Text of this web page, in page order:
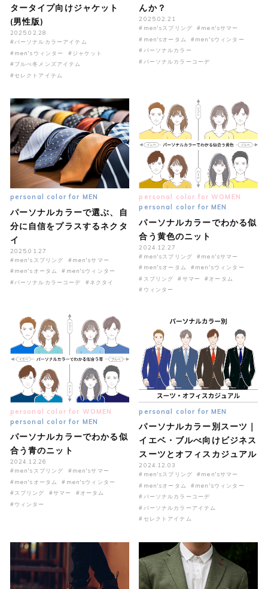
タータイプ向けジャケット
(男性版)
2025.02.28
#パーソナルカラーアイテム
#men'sウィンター
#ジャケット
#ブルべ冬メンズアイテム
#セレクトアイテム
んか？
2025.02.21
#men'sスプリング
#men'sサマー
#men'sオータム
#men'sウィンター
#パーソナルカラー
#パーソナルカラーコーデ
personal color for MEN
パーソナルカラーで選ぶ、自
分に自信をプラスするネクタ
イ
2025.01.27
#men'sスプリング
#men'sサマー
#men'sオータム
#men'sウィンター
#パーソナルカラーコーデ
#ネクタイ
personal color for WOMEN
personal color for MEN
パーソナルカラーでわかる似
合う黄色のニット
2024.12.27
#men'sスプリング
#men'sサマー
#men'sオータム
#men'sウィンター
#スプリング
#サマー
#オータム
#ウィンター
personal color for WOMEN
personal color for MEN
パーソナルカラーでわかる似
合う青のニット
2024.12.26
#men'sスプリング
#men'sサマー
#men'sオータム
#men'sウィンター
#スプリング
#サマー
#オータム
#ウィンター
personal color for MEN
パーソナルカラー別スーツ｜
イエベ・ブルべ向けビジネス
スーツとオフィスカジュアル
2024.12.03
#men'sスプリング
#men'sサマー
#men'sオータム
#men'sウィンター
#パーソナルカラーコーデ
#パーソナルカラーアイテム
#セレクトアイテム